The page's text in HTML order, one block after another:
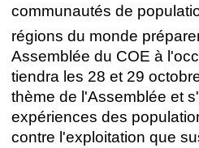
communautés de
régions du monde
Assemblée du COE à
tiendra les 28 et 29
thème de l'Assemblée et
expériences des
contre l'exploitation que